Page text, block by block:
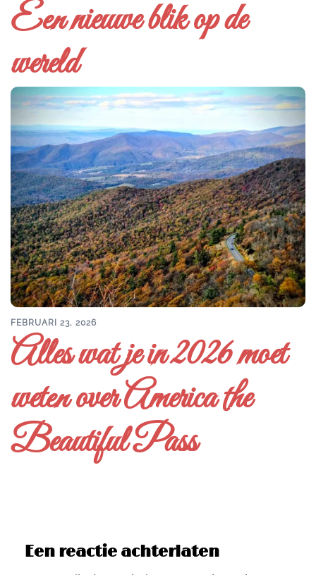
Een nieuwe blik op de
wereld
FEBRUARI 23, 2026
Alles wat je in 2026 moet
weten over America the
Beautiful Pass
Een reactie achterlaten